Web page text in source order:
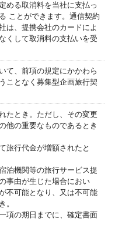
める取消料を当社に支払っ
ことができます。通信契約
は、提携会社のカードによ
くして取消料の支払いを受
て、前項の規定にかかわら
ことなく募集型企画旅行契
たとき。ただし、その変更
他の重要なものであるとき
旅行代金が増額されたと
泊機関等の旅行サービス提
事由が生じた場合におい
不可能となり、又は不可能
。
項の期日までに、確定書面